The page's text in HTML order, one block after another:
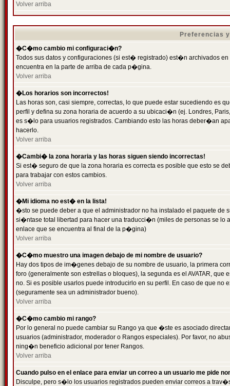
Volver arriba
Preferencias
�C�mo cambio mi configuraci�n?
Todos sus datos y configuraciones (si est� registrado) est�n archivados
encuentra en la parte de arriba de cada p�gina.
Volver arriba
�Los horarios son incorrectos!
Las horas son, casi siempre, correctas, lo que puede estar sucediendo es
perfil y defina su zona horaria de acuerdo a su ubicaci�n (ej. Londres,
es s�lo para usuarios registrados. Cambiando esto las horas deber�an
hacerlo.
Volver arriba
�Cambi� la zona horaria y las horas siguen siendo incorrectas!
Si est� seguro de que la zona horaria es correcta es posible que esto se
para trabajar con estos cambios.
Volver arriba
�Mi idioma no est� en la lista!
�sto se puede deber a que el administrador no ha instalado el paquete
si�ntase total libertad para hacer una traducci�n (miles de personas se
enlace que se encuentra al final de la p�gina)
Volver arriba
�C�mo muestro una imagen debajo de mi nombre de usuario?
Hay dos tipos de im�genes debajo de su nombre de usuario, la primera
foro (generalmente son estrellas o bloques), la segunda es el AVATAR,
no. Si es posible usarlos puede introducirlo en su perfil. En caso de que
(seguramente sea un administrador bueno).
Volver arriba
�C�mo cambio mi rango?
Por lo general no puede cambiar su Rango ya que �ste es asociado
usuarios (administrador, moderador o Rangos especiales). Por favor, no
ning�n beneficio adicional por tener Rangos.
Volver arriba
Cuando pulso en el enlace para enviar un correo a un usuario me pide
Disculpe, pero s�lo los usuarios registrados pueden enviar correos a